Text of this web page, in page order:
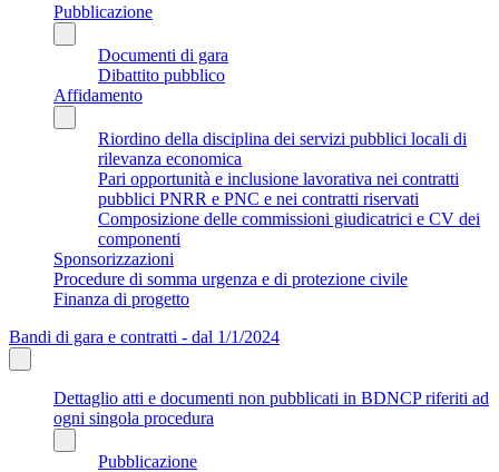
Pubblicazione
Documenti di gara
Dibattito pubblico
Affidamento
Riordino della disciplina dei servizi pubblici locali di
rilevanza economica
Pari opportunità e inclusione lavorativa nei contratti
pubblici PNRR e PNC e nei contratti riservati
Composizione delle commissioni giudicatrici e CV dei
componenti
Sponsorizzazioni
Procedure di somma urgenza e di protezione civile
Finanza di progetto
Bandi di gara e contratti - dal 1/1/2024
Dettaglio atti e documenti non pubblicati in BDNCP riferiti ad
ogni singola procedura
Pubblicazione